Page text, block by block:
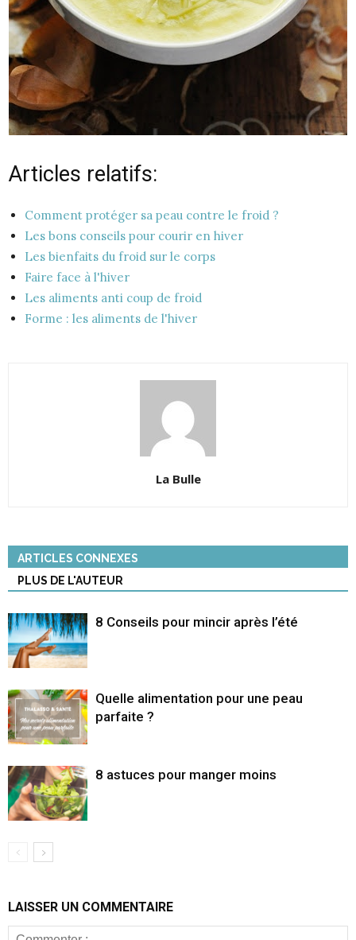
Articles relatifs:
Comment protéger sa peau contre le froid ?
Les bons conseils pour courir en hiver
Les bienfaits du froid sur le corps
Faire face à l'hiver
Les aliments anti coup de froid
Forme : les aliments de l'hiver
La Bulle
ARTICLES CONNEXES
PLUS DE L'AUTEUR
8 Conseils pour mincir après l’été
Quelle alimentation pour une peau
parfaite ?
8 astuces pour manger moins
LAISSER UN COMMENTAIRE